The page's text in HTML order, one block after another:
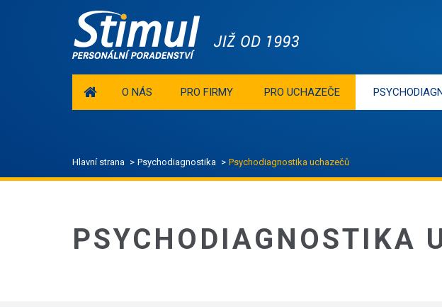
O NÁS PRO FIRMY PRO UCHAZEČE
Hlavní strana Psychodiagnostika Psychodiagnostika uchazečů
PSYCHODIAGNOSTIKA